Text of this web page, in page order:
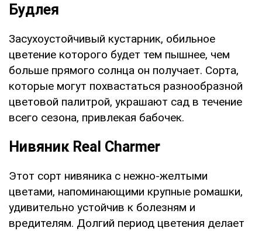
Будлея
Засухоустойчивый кустарник, обильное
цветение которого будет тем пышнее, чем
больше прямого солнца он получает. Сорта,
которые могут похвастаться разнообразной
цветовой палитрой, украшают сад в течение
всего сезона, привлекая бабочек.
Нивяник Real Charmer
Этот сорт нивяника с нежно-желтыми
цветами, напоминающими крупные ромашки,
удивительно устойчив к болезням и
вредителям. Долгий период цветения делает